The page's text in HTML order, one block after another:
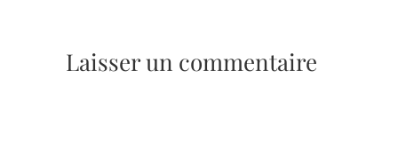
Laisser un commentaire